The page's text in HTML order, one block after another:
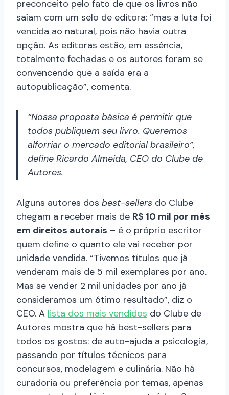
preconceito pelo fato de que os livros não
saíam com um selo de editora: “mas a luta foi
vencida ao natural, pois não havia outra
opção. As editoras estão, em essência,
totalmente fechadas e os autores foram se
convencendo que a saída era a
autopublicação”, comenta.
“Nossa proposta básica é permitir que
todos publiquem seu livro. Queremos
alforriar o mercado editorial brasileiro”,
define Ricardo Almeida, CEO do Clube de
Autores.
Alguns autores dos best-sellers do Clube
chegam a receber mais de R$ 10 mil por mês
em direitos autorais – é o próprio escritor
quem define o quanto ele vai receber por
unidade vendida. “Tivemos títulos que já
venderam mais de 5 mil exemplares por ano.
Mas se vender 2 mil unidades por ano já
consideramos um ótimo resultado”, diz o
CEO. A lista dos mais vendidos do Clube de
Autores mostra que há best-sellers para
todos os gostos: de auto-ajuda a psicologia,
passando por títulos técnicos para
concursos, modelagem e culinária. Não há
curadoria ou preferência por temas, apenas